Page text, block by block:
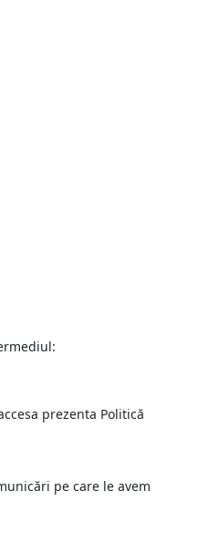
prezenta Politică
pe care le avem